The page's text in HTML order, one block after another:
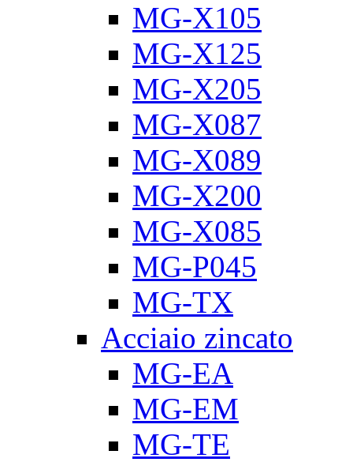
MG-X105
MG-X125
MG-X205
MG-X087
MG-X089
MG-X200
MG-X085
MG-P045
MG-TX
Acciaio zincato
MG-EA
MG-EM
MG-TE